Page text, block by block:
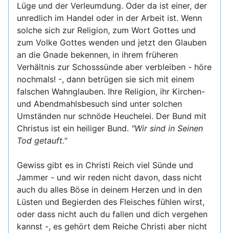
Lüge und der Verleumdung. Oder da ist einer, der
unredlich im Handel oder in der Arbeit ist. Wenn
solche sich zur Religion, zum Wort Gottes und
zum Volke Gottes wenden und jetzt den Glauben
an die Gnade bekennen, in ihrem früheren
Verhältnis zur Schosssünde aber verbleiben - höre
nochmals! -, dann betrügen sie sich mit einem
falschen Wahnglauben. Ihre Religion, ihr Kirchen-
und Abendmahlsbesuch sind unter solchen
Umständen nur schnöde Heuchelei. Der Bund mit
Christus ist ein heiliger Bund. "Wir sind in Seinen
Tod getauft."
Gewiss gibt es in Christi Reich viel Sünde und
Jammer - und wir reden nicht davon, dass nicht
auch du alles Böse in deinem Herzen und in den
Lüsten und Begierden des Fleisches fühlen wirst,
oder dass nicht auch du fallen und dich vergehen
kannst -, es gehört dem Reiche Christi aber nicht